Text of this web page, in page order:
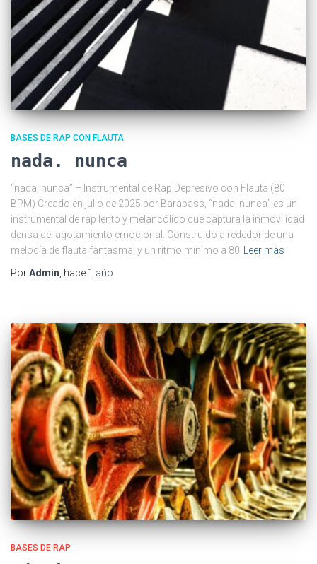
BASES DE RAP CON FLAUTA
nada. nunca
“nada. nunca” – Instrumental de Rap Depresivo con Flauta (80
BPM) Creado en julio de 2025 por Barabass, “nada. nunca” es un
instrumental de rap lento y melancólico que captura la inmovilidad
densa del agotamiento emocional. Construido alrededor de una
melodía de flauta fantasmal y un ritmo mínimo a 80 Leer más
PorAdmin, hace 1 año
BASES DE RAP